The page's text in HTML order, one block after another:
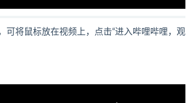
将鼠标放在视频上，点击“进入哔哩哔哩，观